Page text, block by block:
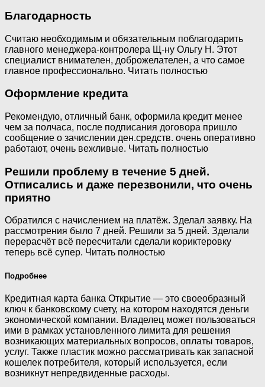
Благодарность
Считаю необходимым и обязательным поблагодарить
главного менеджера-контролера Щ-ну Ольгу Н. Этот
специалист внимателен, доброжелателен, а что самое
главное профессионально. Читать полностью
Оформление кредита
Рекомендую, отличный банк, оформила кредит менее
чем за полчаса, после подписания договора пришло
сообщение о зачислении ден.средств. очень оперативно
работают, очень вежливые. Читать полностью
Решили проблему в течение 5 дней.
Отписались и даже перезвонили, что очень
приятно
Обратился с начислением на платёж. Зделал заявку. На
рассмотрения было 7 дней. Решили за 5 дней. Зделали
перерасчёт всё пересчитали сделали кориктеровку
теперь всё супер. Читать полностью
Подробнее
Кредитная карта банка Открытие — это своеобразный
ключ к банковскому счету, на котором находятся деньги
экономической компании. Владелец может пользоваться
ими в рамках установленного лимита для решения
возникающих материальных вопросов, оплаты товаров,
услуг. Также пластик можно рассматривать как запасной
кошелек потребителя, который используется, если
возникнут непредвиденные расходы.